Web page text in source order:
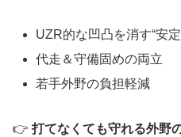
UZR的な凹凸を消す“安
代走＆守備固めの両立
若手外野の負担軽減
👉 打てなくても守れる外野